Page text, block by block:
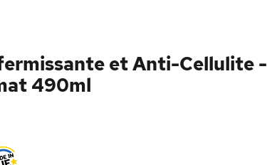
et Anti-Cellulite -
490ml